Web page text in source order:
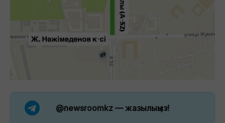
@newsroomkz — жазылыңыз!